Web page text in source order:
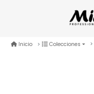
Inicio Colecciones